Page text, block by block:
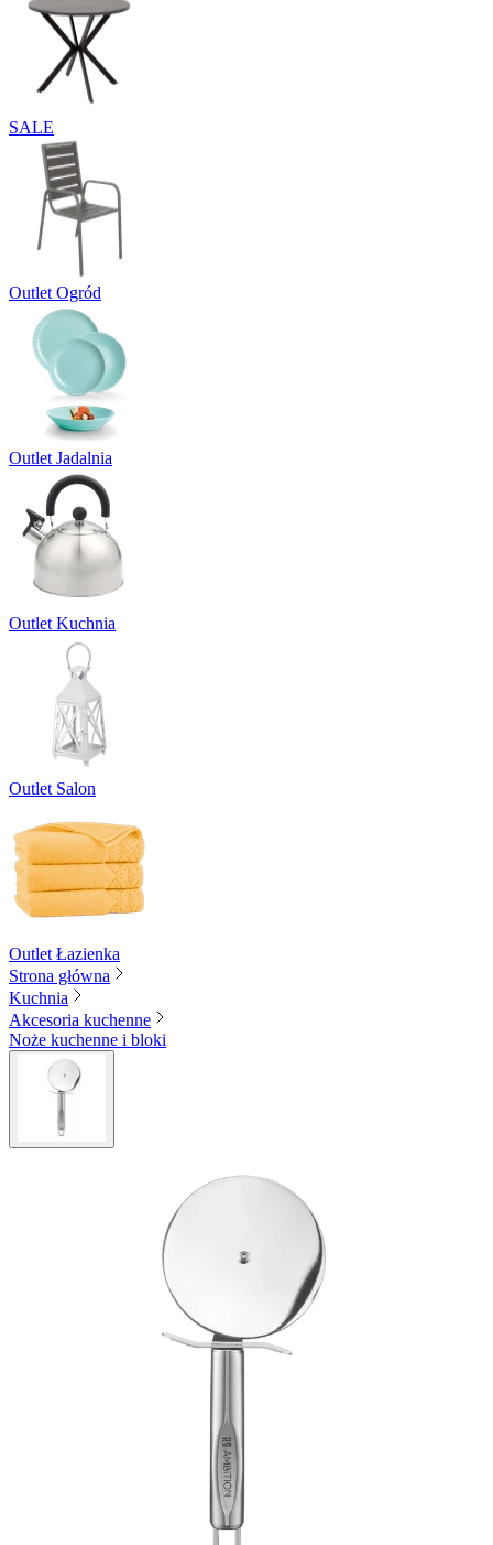
SALE
Outlet Ogród
Outlet Jadalnia
Outlet Kuchnia
Outlet Salon
Outlet Łazienka
Strona główna
Kuchnia
Akcesoria kuchenne
Noże kuchenne i bloki